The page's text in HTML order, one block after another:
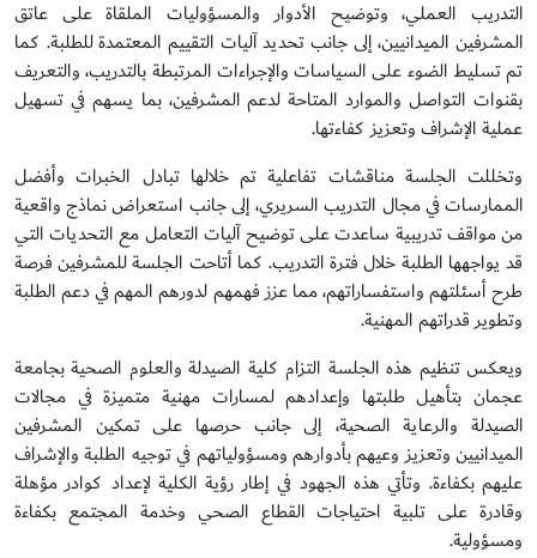
التدريب العملي، وتوضيح الأدوار والمسؤوليات الملقاة على عاتق
المشرفين الميدانيين، إلى جانب تحديد آليات التقييم المعتمدة للطلبة. كما
تم تسليط الضوء على السياسات والإجراءات المرتبطة بالتدريب، والتعريف
بقنوات التواصل والموارد المتاحة لدعم المشرفين، بما يسهم في تسهيل
عملية الإشراف وتعزيز كفاءتها.
وتخللت الجلسة مناقشات تفاعلية تم خلالها تبادل الخبرات وأفضل
الممارسات في مجال التدريب السريري، إلى جانب استعراض نماذج واقعية
من مواقف تدريبية ساعدت على توضيح آليات التعامل مع التحديات التي
قد يواجهها الطلبة خلال فترة التدريب. كما أتاحت الجلسة للمشرفين فرصة
طرح أسئلتهم واستفساراتهم، مما عزز فهمهم لدورهم المهم في دعم الطلبة
وتطوير قدراتهم المهنية.
ويعكس تنظيم هذه الجلسة التزام كلية الصيدلة والعلوم الصحية بجامعة
عجمان بتأهيل طلبتها وإعدادهم لمسارات مهنية متميزة في مجالات
الصيدلة والرعاية الصحية، إلى جانب حرصها على تمكين المشرفين
الميدانيين وتعزيز وعيهم بأدوارهم ومسؤولياتهم في توجيه الطلبة والإشراف
عليهم بكفاءة. وتأتي هذه الجهود في إطار رؤية الكلية لإعداد كوادر مؤهلة
وقادرة على تلبية احتياجات القطاع الصحي وخدمة المجتمع بكفاءة
ومسؤولية.